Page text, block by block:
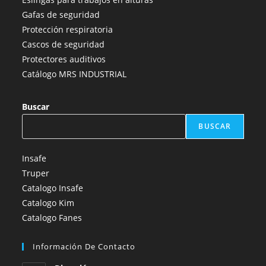
pestaña
pestaña
pestaña
Gafas de seguridad
Protección respiratoria
Cascos de seguridad
Protectores auditivos
Catálogo MRS INDUSTRIAL
Buscar
BUSCAR
Insafe
Truper
Catalogo Insafe
Catalogo Kim
Catalogo Fanes
Información De Contacto